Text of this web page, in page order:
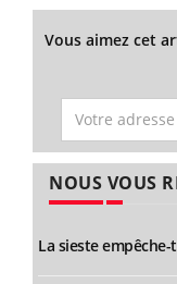
Vous aimez cet
NOUS VOUS
La sieste